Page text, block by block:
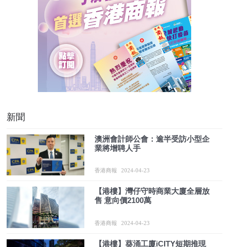
新聞
澳洲會計師公會：逾半受訪小型企
業將增聘人手
香港商報 2024-04-23
【港樓】灣仔守時商業大廈全層放
售 意向價2100萬
香港商報 2024-04-23
【港樓】葵涌工廈iCITY短期推現